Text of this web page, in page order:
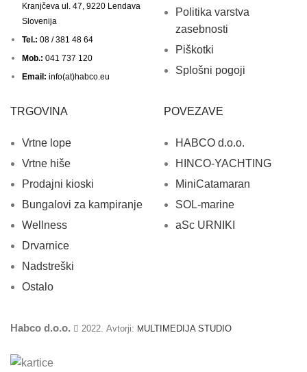
Kranjčeva ul. 47, 9220 Lendava
Slovenija
Tel.: 08 / 381 48 64
Mob.: 041 737 120
Email: info(at)habco.eu
Politika varstva
zasebnosti
Piškotki
Splošni pogoji
TRGOVINA
Vrtne lope
Vrtne hiše
Prodajni kioski
Bungalovi za kampiranje
Wellness
Drvarnice
Nadstreški
Ostalo
POVEZAVE
HABCO d.o.o.
HINCO-YACHTING
MiniCatamaran
SOL-marine
aSc URNIKI
Habco d.o.o. 2022. Avtorji: MULTIMEDIJA STUDIO